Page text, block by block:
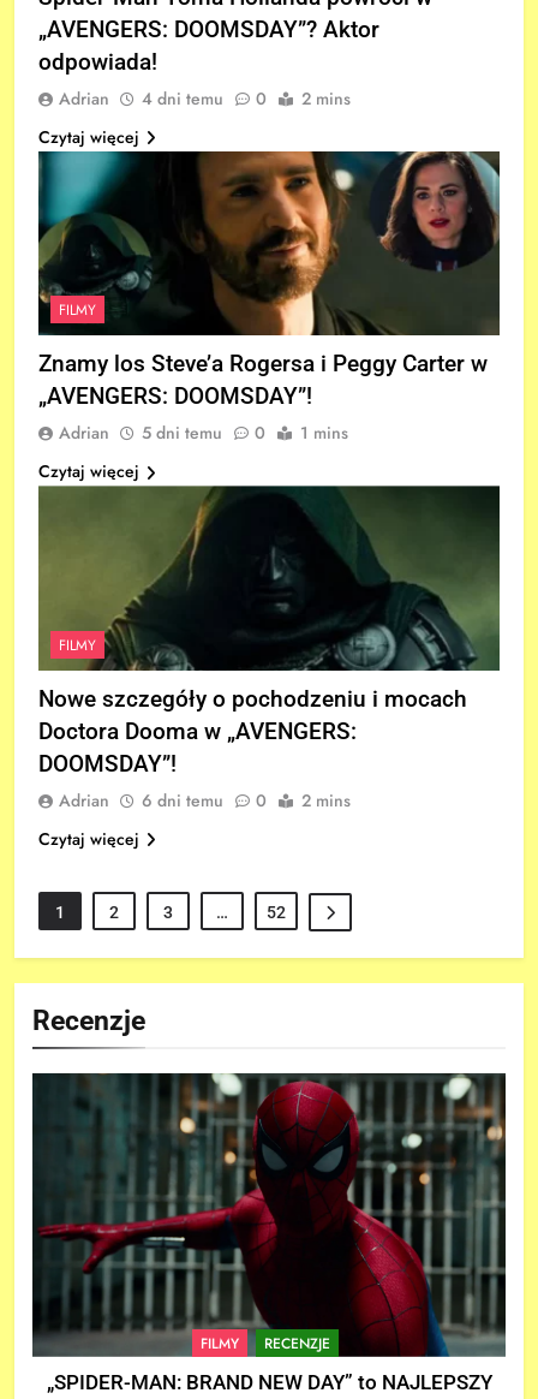
Recenzje
FILMY RECENZJE
„SPIDER-MAN: BRAND NEW DAY” to NAJLEPSZY
„AVENGERS: DOOMSDAY”? Aktor
odpowiada!
Adrian 4 dni temu 0
2 mins
Czytaj więcej
FILMY
Znamy los Steve’a Rogersa i Peggy Carter w
„AVENGERS: DOOMSDAY”!
Adrian 5 dni temu 0
1 mins
Czytaj więcej
FILMY
Nowe szczegóły o pochodzeniu i mocach
Doctora Dooma w „AVENGERS:
DOOMSDAY”!
Adrian 6 dni temu 0
2 mins
Czytaj więcej
1 2 3 … 52